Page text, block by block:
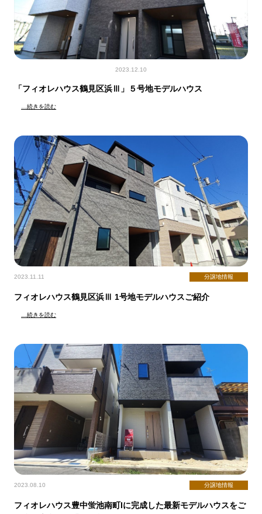
2023.12.10
「フィオレハウス鶴見区浜Ⅲ」５号地モデルハウス
…続きを読む
2023.11.11 分譲地情報
フィオレハウス鶴見区浜Ⅲ 1号地モデルハウスご紹介
…続きを読む
2023.08.10 分譲地情報
フィオレハウス豊中蛍池南町Iに完成した最新モデルハウスをご